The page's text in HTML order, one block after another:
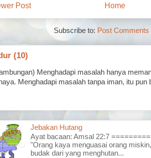
Post Home
Subscribe to: Post Comments
(10)
Menghadapi masalah hanya
Menghadapi masalah tanpa iman, itu
Jebakan Hutang
Ayat bacaan: Amsal 22:7
"Orang kaya menguasai orang
budak dari yang menghutan...